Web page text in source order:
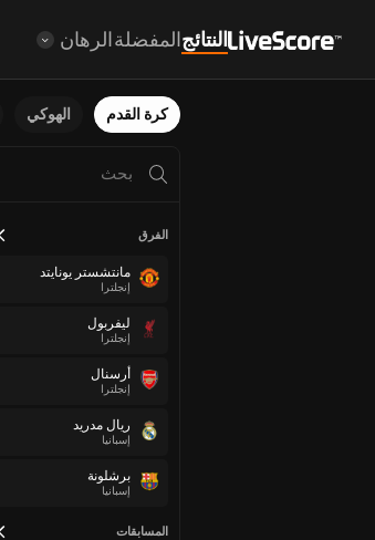
النتائجالمفضلةالرهان
كرة القدم الهوكي
الفرق
مانتشستر يونايتد
إنجلترا
ليفربول
إنجلترا
أرسنال
إنجلترا
ريال مدريد
إسبانيا
برشلونة
إسبانيا
المسابقات